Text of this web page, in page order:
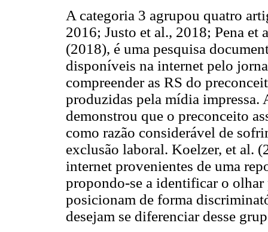
A categoria 3 agrupou quatro
2016; Justo et al., 2018; Pena et
(2018), é uma pesquisa
disponíveis na internet pelo
compreender as RS do
produzidas pela mídia impressa.
demonstrou que o preconceito
como razão considerável de
exclusão laboral. Koelzer, et al.
internet provenientes de uma
propondo-se a identificar o olhar
posicionam de forma
desejam se diferenciar desse